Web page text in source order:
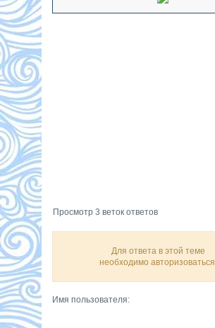
Просмотр 3 веток ответов
Для ответа в этой теме
необходимо авторизоваться.
Имя пользователя: